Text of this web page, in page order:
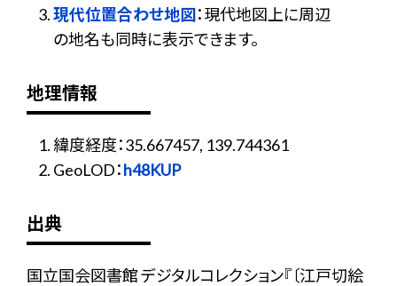
現代位置合わせ地図：現代地図上に周辺
の地名も同時に表示できます。
地理情報
緯度経度：35.667457, 139.744361
GeoLOD：h48KUP
出典
国立国会図書館 デジタルコレクション『〔江戸切絵